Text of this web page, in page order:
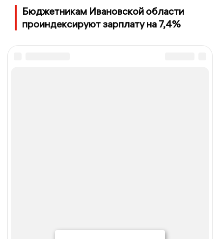
Бюджетникам Ивановской области
проиндексируют зарплату на 7,4%